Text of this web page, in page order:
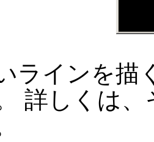
ラインを描
詳しくは